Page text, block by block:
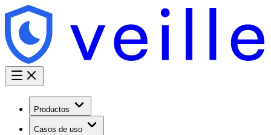
Productos
Casos de uso